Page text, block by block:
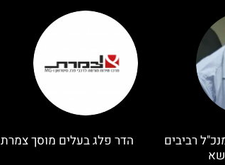
רביבים
הדר פלג בעלים מוסך צמרת